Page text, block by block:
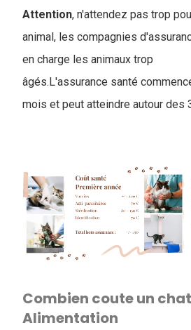
Attention, n'attendez pas trop
animal, les compagnies
en charge les animaux trop
âgés.L'assurance santé
mois et peut atteindre autour des
Combien coute un
Alimentation